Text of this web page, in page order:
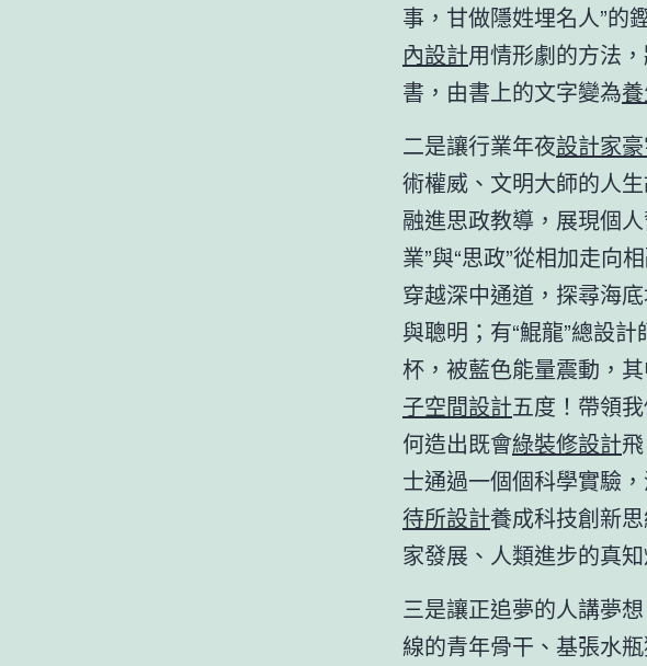
事，甘做隱姓埋名人”的
內設計用情形劇的方法
書，由書上的文字變為
二是讓行業年夜設計家
術權威、文明大師的人
融進思政教導，展現個
業”與“思政”從相加走向
穿越深中通道，探尋海
與聰明；有“鯤龍”總設
杯，被藍色能量震動，
子空間設計五度！帶領
何造出既會綠裝修設計
士通過一個個科學實驗
待所設計養成科技創新
家發展、人類進步的真知
三是讓正追夢的人講夢
線的青年骨干、基張水